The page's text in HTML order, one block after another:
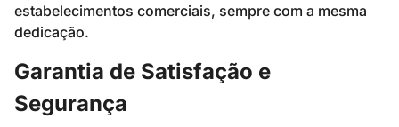
estabelecimentos comerciais, sempre com a mesma
dedicação.
Garantia de Satisfação e
Segurança